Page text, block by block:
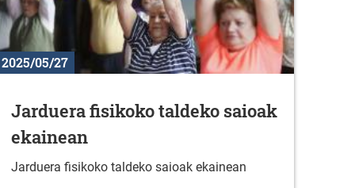
2025/05/27
Jarduera fisikoko taldeko saioak
ekainean
Jarduera fisikoko taldeko saioak ekainean